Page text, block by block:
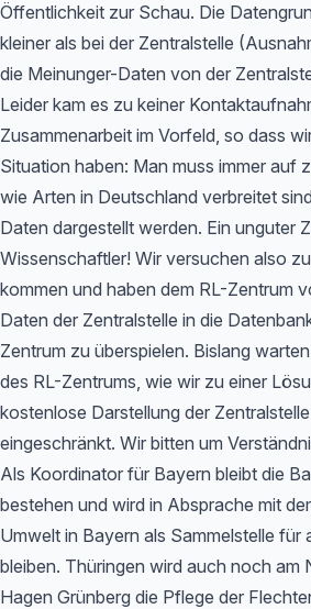
Öffentlichkeit zur Schau. Die
kleiner als bei der Zentralstelle
die Meinunger-Daten von der
Leider kam es zu keiner
Zusammenarbeit im Vorfeld, so dass
Situation haben: Man muss immer auf
wie Arten in Deutschland verbreitet
Daten dargestellt werden. Ein unguter
Wissenschaftler! Wir versuchen also
kommen und haben dem RL-Zentrum
Daten der Zentralstelle in die
Zentrum zu überspielen. Bislang
des RL-Zentrums, wie wir zu einer
kostenlose Darstellung der
eingeschränkt. Wir bitten um
Als Koordinator für Bayern bleibt die
bestehen und wird in Absprache mit
Umwelt in Bayern als Sammelstelle für
bleiben. Thüringen wird auch noch am
Hagen Grünberg die Pflege der